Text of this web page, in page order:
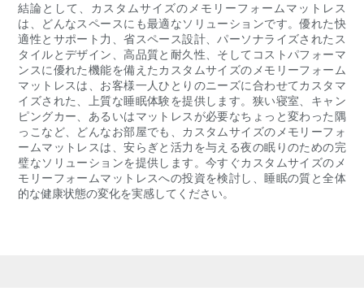
結論として、カスタムサイズのメモリーフォームマットレス
は、どんなスペースにも最適なソリューションです。優れた快
適性とサポート力、省スペース設計、パーソナライズされたス
タイルとデザイン、高品質と耐久性、そしてコストパフォーマ
ンスに優れた機能を備えたカスタムサイズのメモリーフォーム
マットレスは、お客様一人ひとりのニーズに合わせてカスタマ
イズされた、上質な睡眠体験を提供します。狭い寝室、キャン
ピングカー、あるいはマットレスが必要なちょっと変わった隅
っこなど、どんなお部屋でも、カスタムサイズのメモリーフォ
ームマットレスは、安らぎと活力を与える夜の眠りのための完
璧なソリューションを提供します。今すぐカスタムサイズのメ
モリーフォームマットレスへの投資を検討し、睡眠の質と全体
的な健康状態の変化を実感してください。